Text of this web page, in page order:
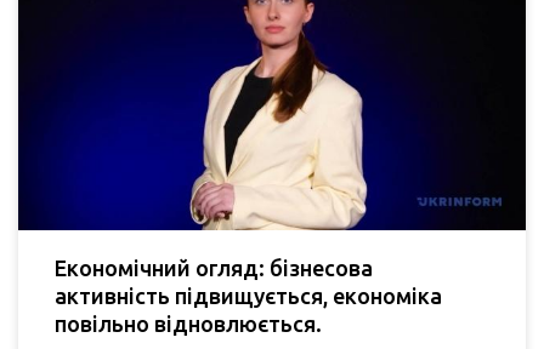
Економічний огляд: бізнесова
активність підвищується, економіка
повільно відновлюється.